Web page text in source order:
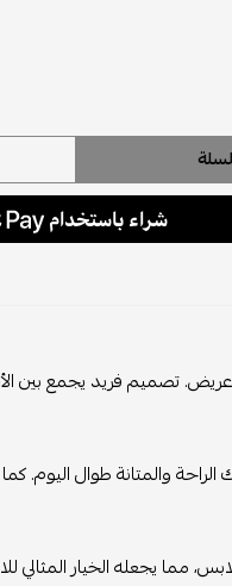
تصميم فريد يجمع بين
والمتانة طوال اليوم.
يجعله الخيار المثالي